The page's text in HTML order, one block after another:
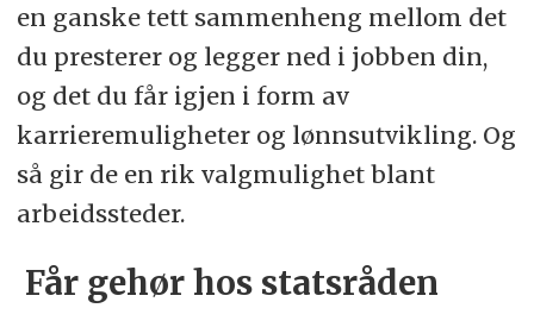
en ganske tett sammenheng mellom det
du presterer og legger ned i jobben din,
og det du får igjen i form av
karrieremuligheter og lønnsutvikling. Og
så gir de en rik valgmulighet blant
arbeidssteder.
Får gehør hos statsråden